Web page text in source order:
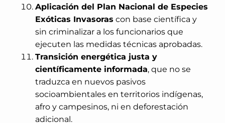
Aplicación del Plan Nacional de Especies
Exóticas Invasoras con base científica y
sin criminalizar a los funcionarios que
ejecuten las medidas técnicas aprobadas.
Transición energética justa y
científicamente informada, que no se
traduzca en nuevos pasivos
socioambientales en territorios indígenas,
afro y campesinos, ni en deforestación
adicional.